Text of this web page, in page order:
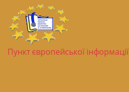
Пункт європейської інформації